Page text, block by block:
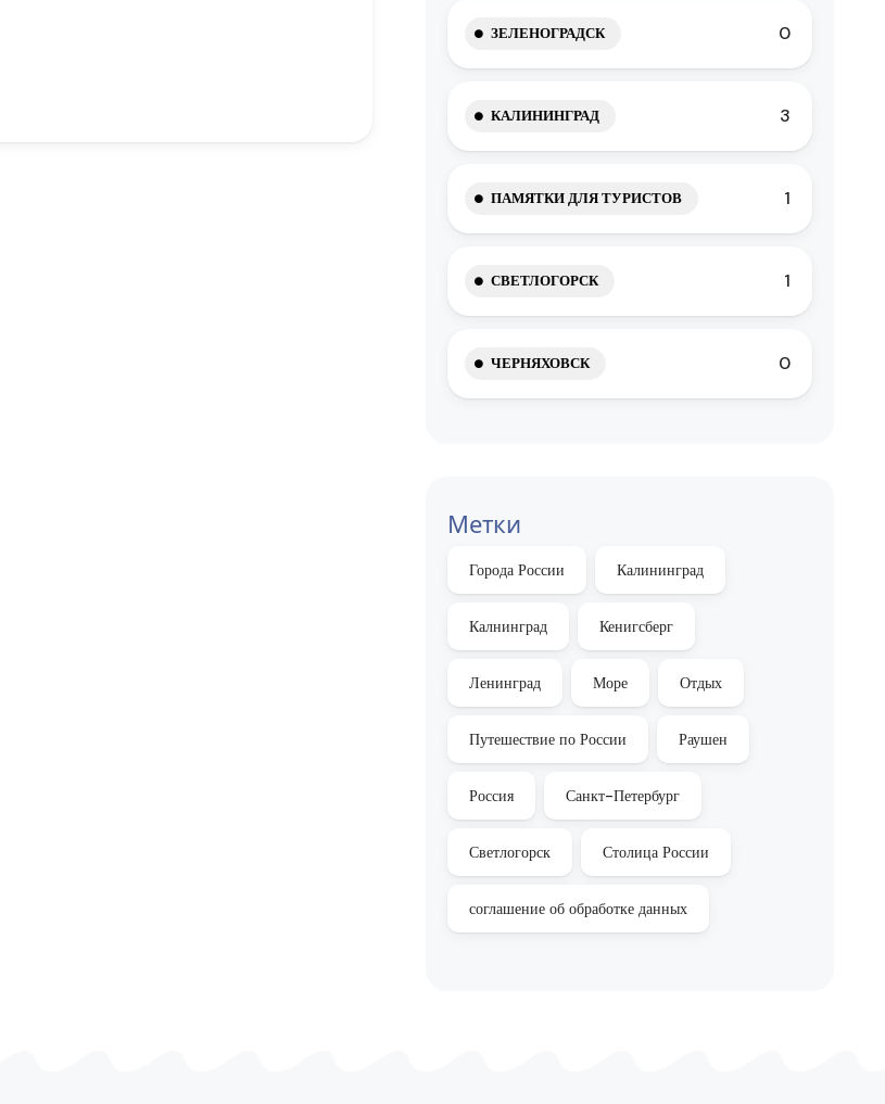
ЗЕЛЕНОГРАДСК 0
КАЛИНИНГРАД 3
ПАМЯТКИ ДЛЯ ТУРИСТОВ 1
СВЕТЛОГОРСК 1
ЧЕРНЯХОВСК 0
Метки
Города России Калининград
Калнинград Кенигсберг
Ленинград Море Отдых
Путешествие по России Раушен
Россия Санкт-Петербург
Светлогорск Столица России
соглашение об обработке данных